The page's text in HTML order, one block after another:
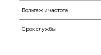
Вольтаж и частота
Срок службы